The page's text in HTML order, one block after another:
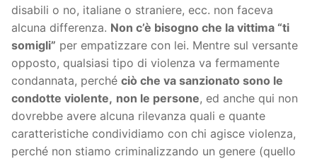
disabili o no, italiane o straniere, ecc. non faceva
alcuna differenza. Non c’è bisogno che la vittima “ti
somigli” per empatizzare con lei. Mentre sul versante
opposto, qualsiasi tipo di violenza va fermamente
condannata, perché ciò che va sanzionato sono le
condotte violente, non le persone, ed anche qui non
dovrebbe avere alcuna rilevanza quali e quante
caratteristiche condividiamo con chi agisce violenza,
perché non stiamo criminalizzando un genere (quello